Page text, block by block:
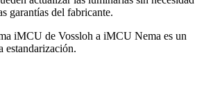
garantías del fabricante.
iMCU de Vossloh a iMCU Nema es un
estandarización.